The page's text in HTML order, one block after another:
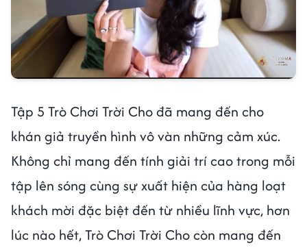
Tập 5 Trò Chơi Trời Cho đã mang đến cho
khán giả truyền hình vô vàn những cảm xúc.
Không chỉ mang đến tính giải trí cao trong mỗi
tập lên sóng cùng sự xuất hiện của hàng loạt
khách mời đặc biệt đến từ nhiều lĩnh vực, hơn
lúc nào hết, Trò Chơi Trời Cho còn mang đến